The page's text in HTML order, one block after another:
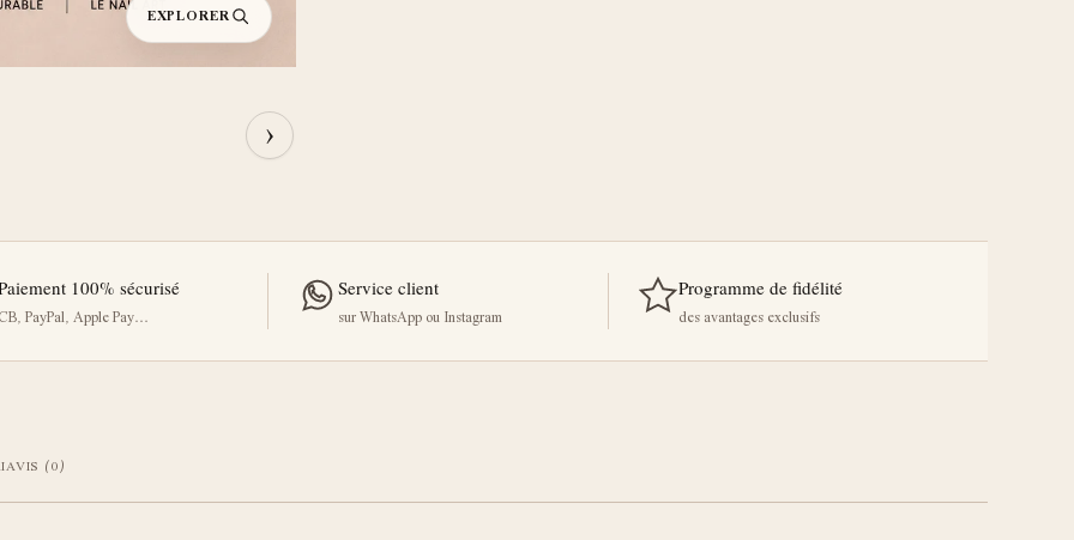
EXPLORER
›
100% sécurisé
PayPal, Apple Pay…
Service client
sur WhatsApp ou Instagram
Programme de fidélité
des avantages exclusifs
AVIS (0)